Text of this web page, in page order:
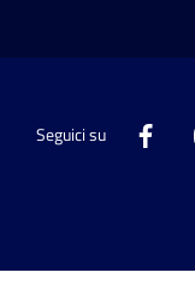
Seguici su